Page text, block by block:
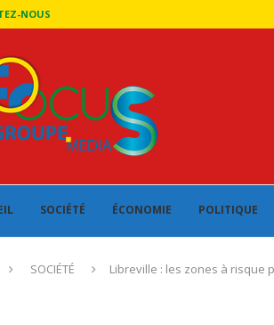
NOUS
SOCIÉTÉ ÉCONOMIE POLITIQUE
SOCIÉTÉ Libreville : les zones à risque